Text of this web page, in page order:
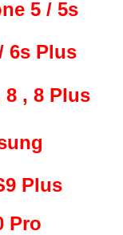
5 / 5s
6s Plus
8 , 8 Plus
Plus
Pro